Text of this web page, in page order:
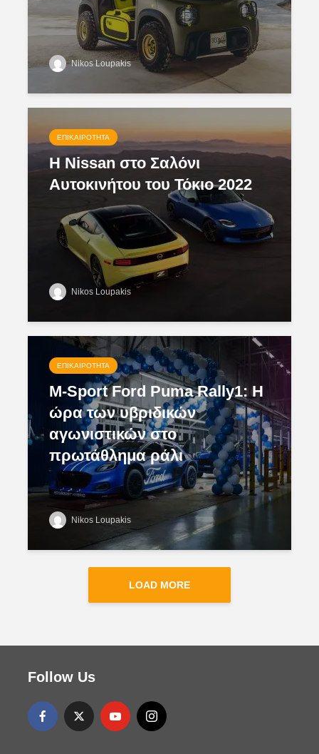
Nikos Loupakis
ΕΠΙΚΑΙΡΌΤΗΤΑ
Η Nissan στο Σαλόνι
Αυτοκινήτου του Τόκιο 2022
Nikos Loupakis
ΕΠΙΚΑΙΡΌΤΗΤΑ
M-Sport Ford Puma Rally1: Η
ώρα των υβριδικών
αγωνιστικών στο
πρωτάθλημα ράλι
Nikos Loupakis
LOAD MORE
Follow Us